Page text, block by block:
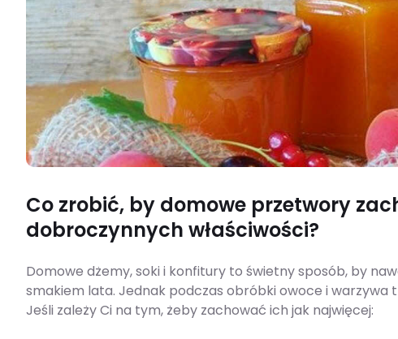
Co zrobić, by domowe przetwory
dobroczynnych właściwości?
Domowe dżemy, soki i konfitury to świetny sposób, by
smakiem lata. Jednak podczas obróbki owoce i warzywa
Jeśli zależy Ci na tym, żeby zachować ich jak najwięcej: